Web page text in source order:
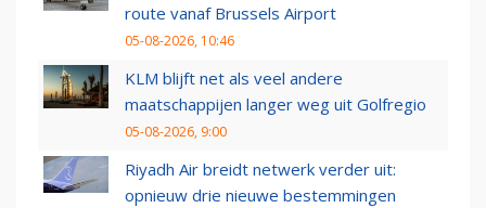
route vanaf Brussels Airport
05-08-2026, 10:46
KLM blijft net als veel andere
maatschappijen langer weg uit Golfregio
05-08-2026, 9:00
Riyadh Air breidt netwerk verder uit:
opnieuw drie nieuwe bestemmingen